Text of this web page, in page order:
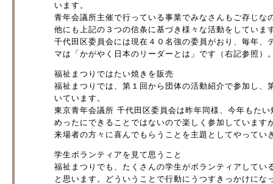
います。
青年会議所主催で行っている事業でみなさんもご存じ
他にも上記の３つの信条に基づき様々な活動をしていま
千代田区委員会には現在４０名強の委員がおり、毎年
マは「かがやく日本のリーダーとは」です（右記参照）
福祉まつりではたい焼きを販売
福祉まつりでは、第１回から団体の活動紹介で参加し
いています。
東京青年会議所 千代田区委員会は昨年同様、今年もた
めったにできることではないので楽しく参加していま
来場者の方々に喜んでもらうことを主題としてやってい
学生ボランティアを見て思うこと
福祉まつりでも、たくさんの学生がボランティアして
と思います。どういうことで行動にうつすきっかけに